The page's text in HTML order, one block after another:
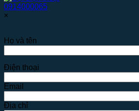
0914000065
×
Họ và tên
Điện thoại
Email
Địa chỉ